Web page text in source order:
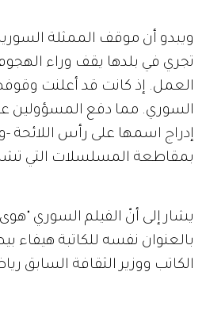
ويبدو أن موقف الممثلة السورية
تجري في بلدها يقف وراء
العمل. إذ كانت قد أعلنت
السوري. مما دفع المسؤولين
إدراج اسمها على رأس اللائحة
بمقاطعة المسلسلات التي
يشار إلى أنّ الفيلم السوري
بالعنوان نفسه للكاتبة هيفاء
الكاتب ووزير الثقافة السابق